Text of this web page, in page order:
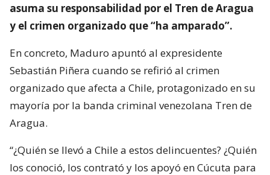
asuma su responsabilidad por el Tren de Aragua
y el crimen organizado que “ha amparado”.
En concreto, Maduro apuntó al expresidente
Sebastián Piñera cuando se refirió al crimen
organizado que afecta a Chile, protagonizado en su
mayoría por la banda criminal venezolana Tren de
Aragua.
“¿Quién se llevó a Chile a estos delincuentes? ¿Quién
los conoció, los contrató y los apoyó en Cúcuta para